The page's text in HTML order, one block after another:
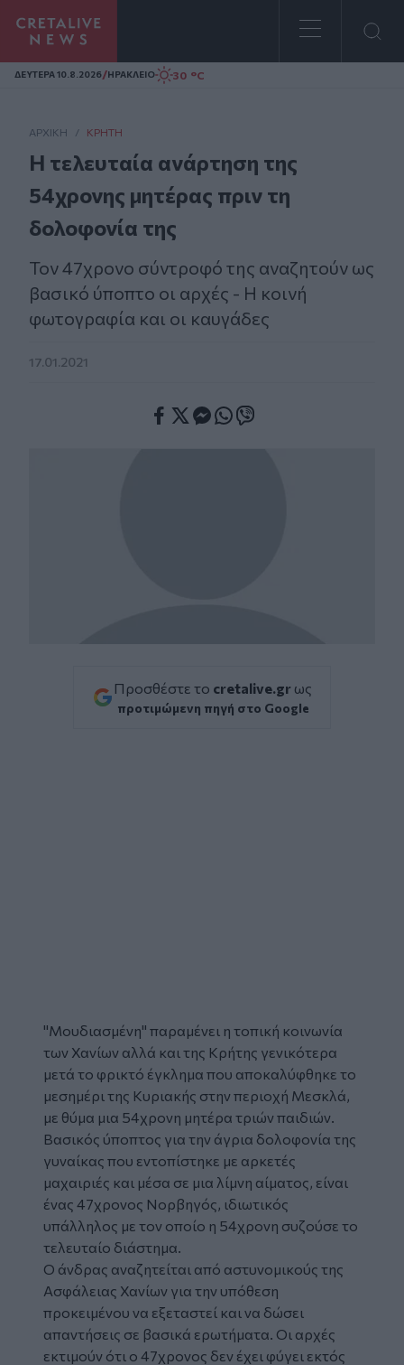
Homepage
ΔΕΥΤΕΡΑ 10.8.2026/ΗΡΑΚΛΕΙΟ 30 °C
ΑΡΧΙΚΗ / ΚΡΉΤΗ
Η τελευταία ανάρτηση της
54χρονης μητέρας πριν τη
δολοφονία της
Τον 47χρονο σύντροφό της αναζητούν ως
βασικό ύποπτο οι αρχές - Η κοινή
φωτογραφία και οι καυγάδες
17.01.2021
Προσθέστε το cretalive.gr ως
προτιμώμενη πηγή στο Google
"Μουδιασμένη" παραμένει η τοπική κοινωνία
των Χανίων αλλά και της Κρήτης γενικότερα
μετά το φρικτό έγκλημα που αποκαλύφθηκε το
μεσημέρι της Κυριακής στην περιοχή Μεσκλά,
με θύμα μια 54χρονη μητέρα τριών παιδιών.
Βασικός ύποπτος για την άγρια δολοφονία της
γυναίκας που εντοπίστηκε με αρκετές
μαχαιριές και μέσα σε μια λίμνη αίματος, είναι
ένας 47χρονος Νορβηγός, ιδιωτικός
υπάλληλος με τον οποίο η 54χρονη συζούσε το
τελευταίο διάστημα.
Ο άνδρας αναζητείται από αστυνομικούς της
Ασφάλειας Χανίων για την υπόθεση
προκειμένου να εξεταστεί και να δώσει
απαντήσεις σε βασικά ερωτήματα. Οι αρχές
εκτιμούν ότι ο 47χρονος δεν έχει φύγει εκτός